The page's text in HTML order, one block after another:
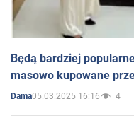
Będą bardziej
masowo kupowane
Dama05.03.2025 16:16 4